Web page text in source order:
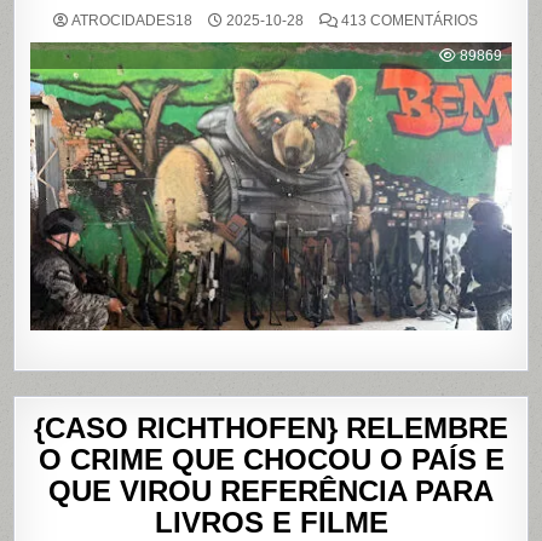
ATROCIDADES18 2025-10-28 413 COMENTÁRIOSEM
POLICIAL
DEIXA
121
MORTOS
NOS
DO
ALEMÃO
PENHA,
NO
RIO
89869
{CASO RICHTHOFEN} RELEMBRE
O CRIME QUE CHOCOU O PAÍS E
QUE VIROU REFERÊNCIA PARA
LIVROS E FILME